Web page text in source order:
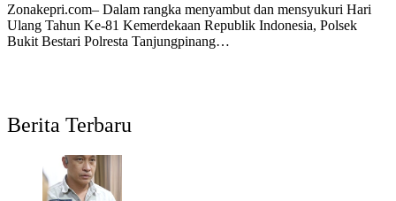
Zonakepri.com– Dalam rangka menyambut dan mensyukuri Hari
Ulang Tahun Ke-81 Kemerdekaan Republik Indonesia, Polsek
Bukit Bestari Polresta Tanjungpinang…
Berita Terbaru